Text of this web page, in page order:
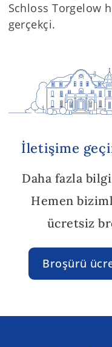
Schloss Torgelow
gerçekçi.
İletişime
Daha fazla
Hemen
ücretsiz
Broşürü